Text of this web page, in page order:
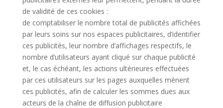
de validité de ces cookies :
de comptabiliser le nombre total de publicités affichées
par leurs soins sur nos espaces publicitaires, d’identifier
ces publicités, leur nombre d’affichages respectifs, le
nombre d’utilisateurs ayant cliqué sur chaque publicité
et, le cas échéant, les actions ultérieures effectuées
par ces utilisateurs sur les pages auxquelles mènent
ces publicités, afin de calculer les sommes dues aux
acteurs de la chaîne de diffusion publicitaire